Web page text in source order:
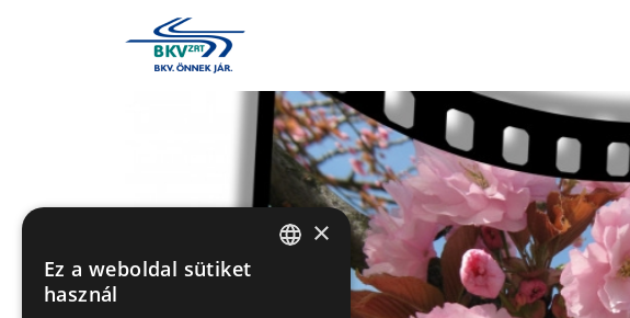
×
Ez a weboldal sütiket
használ